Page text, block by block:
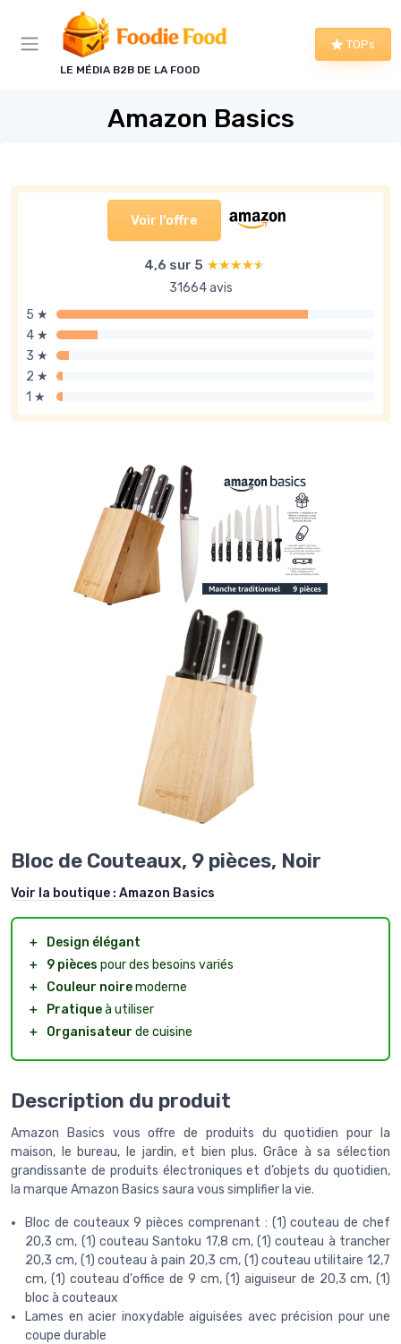
LE MÉDIA B2B DE LA FOOD
TOPs
Amazon Basics
Voir l'offre
4,6 sur 5 ★★★★★
★★★★★
31664 avis
5 ★
4 ★
3 ★
2 ★
1 ★
Bloc de Couteaux, 9 pièces, Noir
Voir la boutique : Amazon Basics
＋
Design élégant
＋
9 pièces pour des besoins variés
＋
Couleur noiremoderne
＋
Pratiqueà utiliser
＋
Organisateur de cuisine
Description du produit
Amazon Basics vous offre de produits du quotidien pour la
maison, le bureau, le jardin, et bien plus. Grâce à sa sélection
grandissante de produits électroniques et d’objets du quotidien,
la marque Amazon Basics saura vous simplifier la vie.
Bloc de couteaux 9 pièces comprenant : (1) couteau de chef
20,3 cm, (1) couteau Santoku 17,8 cm, (1) couteau à trancher
20,3 cm, (1) couteau à pain 20,3 cm, (1) couteau utilitaire 12,7
cm, (1) couteau d'office de 9 cm, (1) aiguiseur de 20,3 cm, (1)
bloc à couteaux
Lames en acier inoxydable aiguisées avec précision pour une
coupe durable
Panneau de gestion des cookies